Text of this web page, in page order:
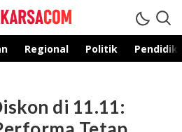
Regional Politik
di 11.11: